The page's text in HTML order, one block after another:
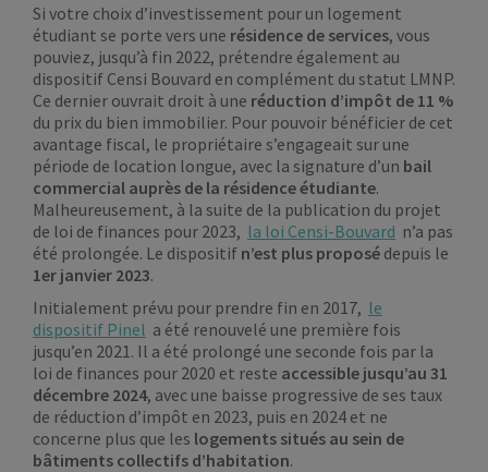
Si votre choix d’investissement pour un logement
étudiant se porte vers une résidence de services, vous
pouviez, jusqu’à fin 2022, prétendre également au
dispositif Censi Bouvard en complément du statut LMNP.
Ce dernier ouvrait droit à une réduction d’impôt de 11 %
du prix du bien immobilier. Pour pouvoir bénéficier de cet
avantage fiscal, le propriétaire s’engageait sur une
période de location longue, avec la signature d’un bail
commercial auprès de la résidence étudiante.
Malheureusement, à la suite de la publication du projet
de loi de finances pour 2023, la loi Censi-Bouvard n’a pas
été prolongée. Le dispositif n’est plus proposé depuis le
1er janvier 2023.
Initialement prévu pour prendre fin en 2017, le
dispositif Pinel a été renouvelé une première fois
jusqu’en 2021. Il a été prolongé une seconde fois par la
loi de finances pour 2020 et reste accessible jusqu’au 31
décembre 2024, avec une baisse progressive de ses taux
de réduction d’impôt en 2023, puis en 2024 et ne
concerne plus que les logements situés au sein de
bâtiments collectifs d’habitation.